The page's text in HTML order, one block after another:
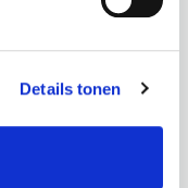
Details tonen